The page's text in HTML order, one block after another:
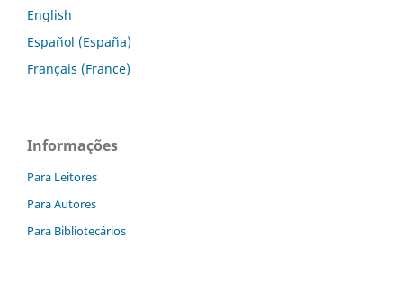
English
Español (España)
Français (France)
Informações
Para Leitores
Para Autores
Para Bibliotecários